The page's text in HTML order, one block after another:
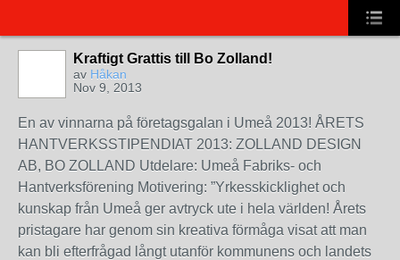
Kraftigt Grattis till Bo Zolland!
av Håkan
Nov 9, 2013
En av vinnarna på företagsgalan i Umeå 2013! ÅRETS
HANTVERKSSTIPENDIAT 2013: ZOLLAND DESIGN
AB, BO ZOLLAND Utdelare: Umeå Fabriks- och
Hantverksförening Motivering: ”Yrkesskicklighet och
kunskap från Umeå ger avtryck ute i hela världen! Årets
pristagare har genom sin kreativa förmåga visat att man
kan bli efterfrågad långt utanför kommunens och landets